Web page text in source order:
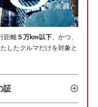
距離 ５万km以下 、かつ、
したクルマだけを対象と
証